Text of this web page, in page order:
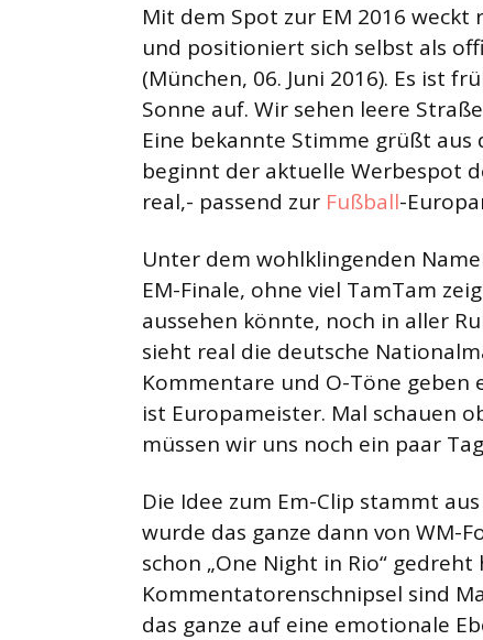
Mit dem Spot zur EM 2016
und positioniert sich selbst als
(München, 06. Juni 2016). Es ist
Sonne auf. Wir sehen leere
Eine bekannte Stimme grüßt aus
beginnt der aktuelle Werbespot
real,- passend zur Fußball-
Unter dem wohlklingenden
EM-Finale, ohne viel TamTam
aussehen könnte, noch in aller
sieht real die deutsche
Kommentare und O-Töne geben
ist Europameister. Mal schauen
müssen wir uns noch ein paar
Die Idee zum Em-Clip stammt
wurde das ganze dann von WM-
schon „One Night in Rio“
Kommentatorenschnipsel sind
das ganze auf eine emotionale